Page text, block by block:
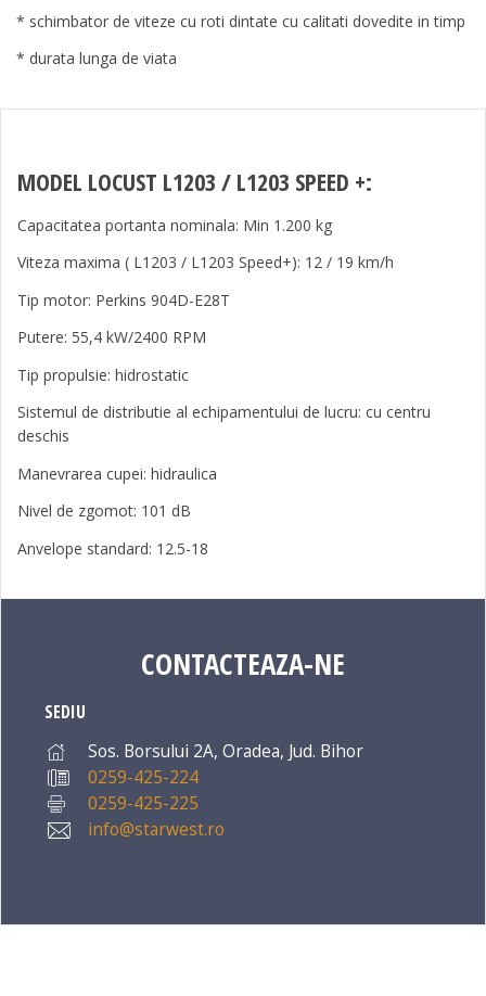
* schimbator de viteze cu roti dintate cu calitati dovedite in timp
* durata lunga de viata
MODEL LOCUST L1203 / L1203 SPEED +:
Capacitatea portanta nominala: Min 1.200 kg
Viteza maxima ( L1203 / L1203 Speed+): 12 / 19 km/h
Tip motor: Perkins 904D-E28T
Putere: 55,4 kW/2400 RPM
Tip propulsie: hidrostatic
Sistemul de distributie al echipamentului de lucru: cu centru
deschis
Manevrarea cupei: hidraulica
Nivel de zgomot: 101 dB
Anvelope standard: 12.5-18
CONTACTEAZA-NE
SEDIU
Sos. Borsului 2A, Oradea, Jud. Bihor
0259-425-224
0259-425-225
info@starwest.ro